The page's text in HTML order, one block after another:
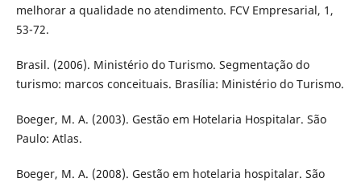
melhorar a qualidade no atendimento. FCV Empresarial, 1,
53-72.
Brasil. (2006). Ministério do Turismo. Segmentação do
turismo: marcos conceituais. Brasília: Ministério do Turismo.
Boeger, M. A. (2003). Gestão em Hotelaria Hospitalar. São
Paulo: Atlas.
Boeger, M. A. (2008). Gestão em hotelaria hospitalar. São